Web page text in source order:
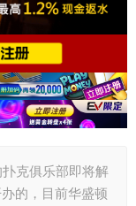
克俱乐部即将解
的，目前华盛顿